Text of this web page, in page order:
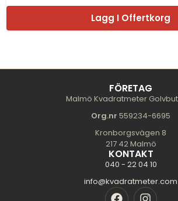
Lagg I Offertkorg
FÖRETAG
Malmö Kvadratmeter
Org.nr 559234-6695
Kronborgsvägen 8
217 42 Malmö
KONTAKT
040 - 22 04 10
info@kvadratmeter.com